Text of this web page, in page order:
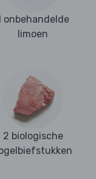
onbehandelde
limoen
2 biologische